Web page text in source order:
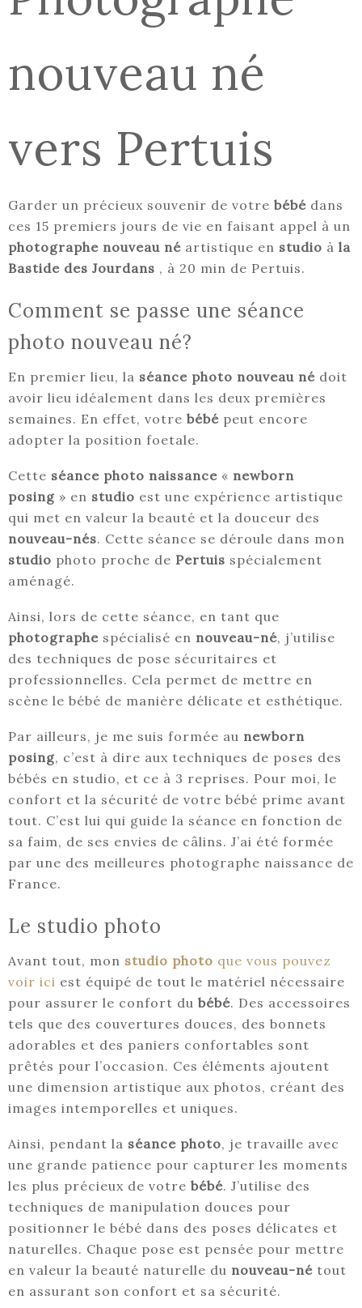
nouveau né
vers Pertuis
Garder un précieux souvenir de votre bébé dans
ces 15 premiers jours de vie en faisant appel à un
photographe nouveau né artistique en studio à la
Bastide des Jourdans , à 20 min de Pertuis.
Comment se passe une séance
photo nouveau né?
En premier lieu, la séance photo nouveau né doit
avoir lieu idéalement dans les deux premières
semaines. En effet, votre bébé peut encore
adopter la position foetale.
Cette séance photo naissance « newborn
posing » en studio est une expérience artistique
qui met en valeur la beauté et la douceur des
nouveau-nés. Cette séance se déroule dans mon
studio photo proche de Pertuis spécialement
aménagé.
Ainsi, lors de cette séance, en tant que
photographe spécialisé en nouveau-né, j’utilise
des techniques de pose sécuritaires et
professionnelles. Cela permet de mettre en
scène le bébé de manière délicate et esthétique.
Par ailleurs, je me suis formée au newborn
posing, c’est à dire aux techniques de poses des
bébés en studio, et ce à 3 reprises. Pour moi, le
confort et la sécurité de votre bébé prime avant
tout. C’est lui qui guide la séance en fonction de
sa faim, de ses envies de câlins. J’ai été formée
par une des meilleures photographe naissance de
France.
Le studio photo
Avant tout, mon studio photo que vous pouvez
voir ici est équipé de tout le matériel nécessaire
pour assurer le confort du bébé. Des accessoires
tels que des couvertures douces, des bonnets
adorables et des paniers confortables sont
prêtés pour l’occasion. Ces éléments ajoutent
une dimension artistique aux photos, créant des
images intemporelles et uniques.
Ainsi, pendant la séance photo, je travaille avec
une grande patience pour capturer les moments
les plus précieux de votre bébé. J’utilise des
techniques de manipulation douces pour
positionner le bébé dans des poses délicates et
naturelles. Chaque pose est pensée pour mettre
en valeur la beauté naturelle du nouveau-né tout
en assurant son confort et sa sécurité.